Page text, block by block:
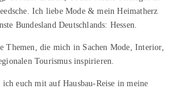
Ich liebe Mode & mein Heimatherz
Bundesland Deutschlands: Hessen.
Themen, die mich in Sachen Mode, Interior,
Tourismus inspirieren.
ich euch mit auf Hausbau-Reise in meine